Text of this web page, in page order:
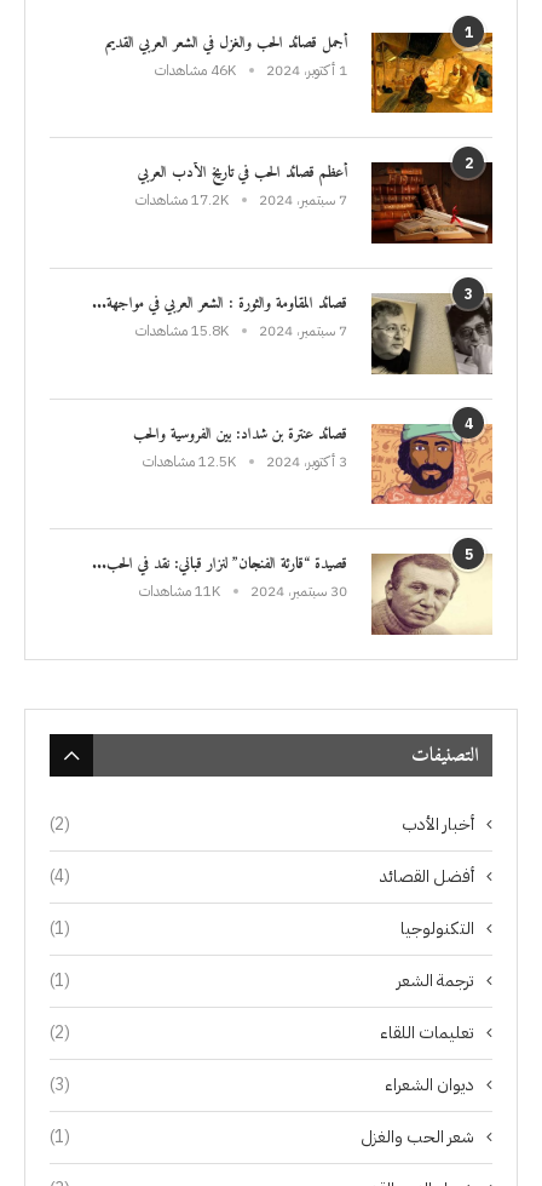
1 أجمل قصائد الحب والغزل في الشعر العربي القديم
1 أكتوبر، 2024 46K مشاهدات
2 أعظم قصائد الحب في تاريخ الأدب العربي
7 سبتمبر، 2024 17.2K مشاهدات
3 قصائد المقاومة والثورة : الشعر العربي في مواجهة...
7 سبتمبر، 2024 15.8K مشاهدات
4 قصائد عنترة بن شداد: بين الفروسية والحب
3 أكتوبر، 2024 12.5K مشاهدات
5 قصيدة “قارئة الفنجان” لنزار قباني: نقد في الحب...
30 سبتمبر، 2024 11K مشاهدات
التصنيفات
أخبار الأدب (2)
أفضل القصائد (4)
التكنولوجيا (1)
ترجمة الشعر (1)
تعليمات اللقاء (2)
ديوان الشعراء (3)
شعر الحب والغزل (1)